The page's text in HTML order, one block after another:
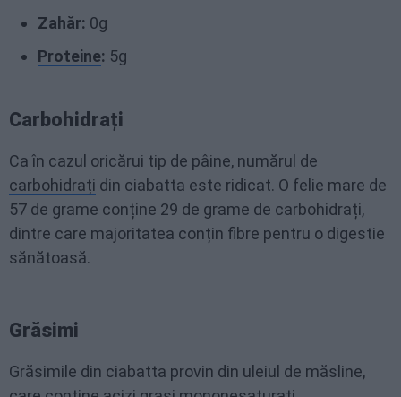
Zahăr: 0g
Proteine: 5g
Carbohidrați
Ca în cazul oricărui tip de pâine, numărul de
carbohidrați din ciabatta este ridicat. O felie mare de
57 de grame conține 29 de grame de carbohidrați,
dintre care majoritatea conțin fibre pentru o digestie
sănătoasă.
Grăsimi
Grăsimile din ciabatta provin din uleiul de măsline,